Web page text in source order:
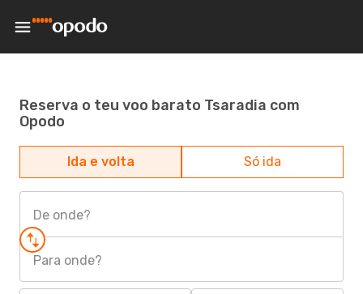
Reserva o teu voo barato Tsaradia com
Opodo
Ida e volta Só ida
De onde?
Para onde?